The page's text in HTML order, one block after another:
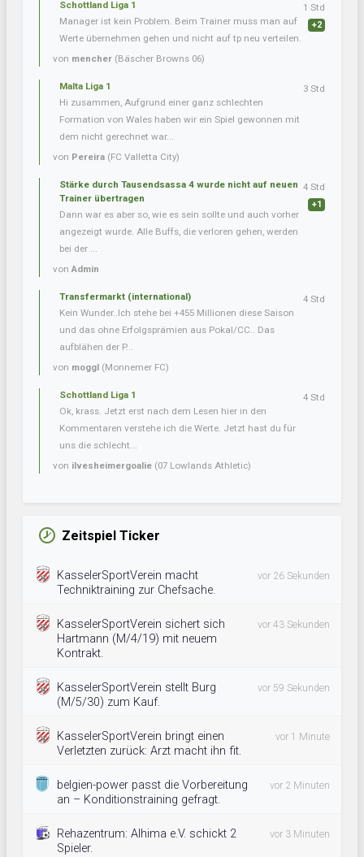
Schottland Liga 1
Manager ist kein Problem. Beim Trainer muss man auf
Werte übernehmen gehen und nicht auf tp neu verteilen.
von mencher (Bäscher Browns 06)
1 Std
+2
Malta Liga 1
Hi zusammen, Aufgrund einer ganz schlechten
Formation von Wales haben wir ein Spiel gewonnen mit
dem nicht gerechnet war...
von Pereira (FC Valletta City)
3 Std
Stärke durch Tausendsassa 4 wurde nicht auf neuen
Trainer übertragen
Dann war es aber so, wie es sein sollte und auch vorher
angezeigt wurde. Alle Buffs, die verloren gehen, werden
bei der ...
vonAdmin
4 Std
+1
Transfermarkt (international)
Kein Wunder..Ich stehe bei +455 Millionen diese Saison
und das ohne Erfolgsprämien aus Pokal/CC.. Das
aufblähen der P...
von moggl (Monnemer FC)
4 Std
Schottland Liga 1
Ok, krass. Jetzt erst nach dem Lesen hier in den
Kommentaren verstehe ich die Werte. Jetzt hast du für
uns die schlecht...
von ilvesheimergoalie (07 Lowlands Athletic)
4 Std
Zeitspiel Ticker
KasselerSportVerein macht
Techniktraining zur Chefsache.
vor 26 Sekunden
KasselerSportVerein sichert sich
Hartmann (M/4/19) mit neuem
Kontrakt.
vor 43 Sekunden
KasselerSportVerein stellt Burg
(M/5/30) zum Kauf.
vor 59 Sekunden
KasselerSportVerein bringt einen
Verletzten zurück: Arzt macht ihn fit.
vor 1 Minute
belgien-power passt die Vorbereitung
an – Konditionstraining gefragt.
vor 2 Minuten
Rehazentrum: Alhima e.V. schickt 2
Spieler.
vor 3 Minuten